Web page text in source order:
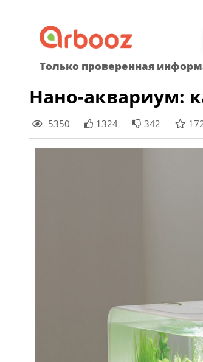
content
Только проверенная
Нано-аквариум:
5350 1324 342